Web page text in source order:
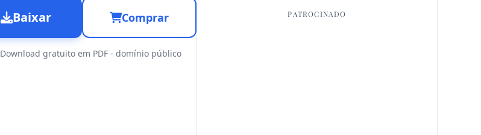
Baixar Comprar
Download gratuito em PDF - domínio público
PATROCINADO